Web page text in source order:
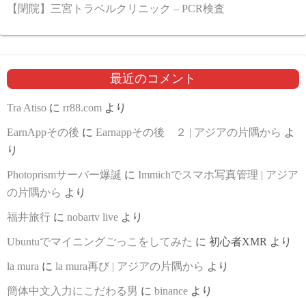
【閉院】三宮トラベルクリニック – PCR検査
最近のコメント
Tra Atiso に rr88.com より
EarnAppその後 に Earnappその後 ２ | アジアの片隅から よ
り
Photoprismサーバー爆誕 に Immichでスマホ写真管理 | アジア
の片隅から より
福井旅行 に nobartv live より
Ubuntuでマイニングごっこをしてみた に 初心者XMR より
la mura に la mura再び | アジアの片隅から より
簡体中文入力にこだわる男 に binance より